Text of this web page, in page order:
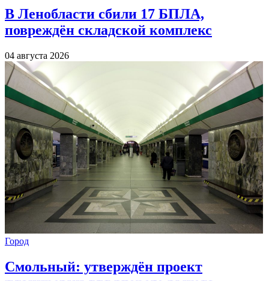
В Ленобласти сбили 17 БПЛА,
повреждён складской комплекс
04 августа 2026
Город
Смольный: утверждён проект